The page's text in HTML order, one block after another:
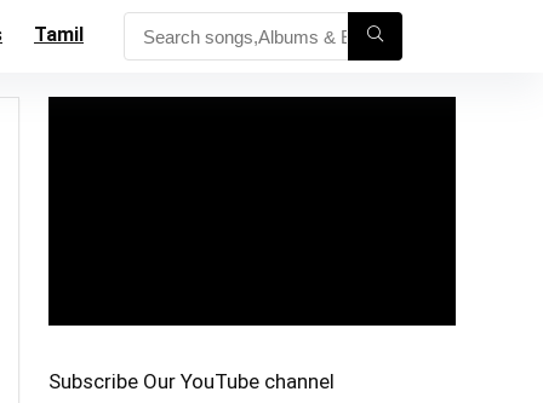
Tamil
Subscribe Our YouTube channel